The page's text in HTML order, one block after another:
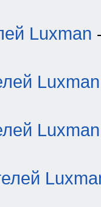
Luxman
Luxman
Luxman